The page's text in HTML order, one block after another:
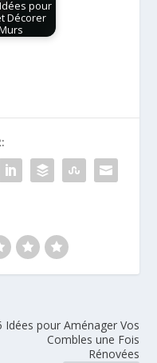
pour
Décorer
Idées pour Aménager Vos
Combles une Fois
Rénovées